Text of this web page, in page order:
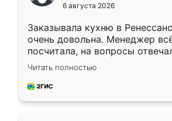
6 августа 2026
Заказывала кухню в
очень довольна. Менеджер
посчитала, на вопросы
Замерщик приехал в субботу,
делу со всей
за день, ребята работали
Читать полностью